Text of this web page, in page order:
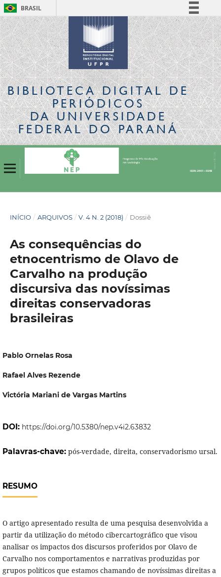
BRASIL
Simplifique!
Comunica BR
Participe
Acesso à informação
Legislação
Canais
BIBLIOTECA DIGITALDE
PERIÓDICOS
DA UNIVERSIDADE
FEDERAL DO PARANÁ
INÍCIO / ARQUIVOS / V. 4 N. 2 (2018) / Dossiê
As consequências do
etnocentrismo de Olavo de
Carvalho na produção
discursiva das novíssimas
direitas conservadoras
brasileiras
Pablo Ornelas Rosa
Rafael Alves Rezende
Victória Mariani de Vargas Martins
DOI: https://doi.org/10.5380/nep.v4i2.63832
Palavras-chave: pós-verdade, direita, conservadorismo ursal.
RESUMO
O artigo apresentado resulta de uma pesquisa desenvolvida a
partir da utilização do método cibercartográfico que visou
analisar os impactos dos discursos proferidos por Olavo de
Carvalho nos comportamentos e narrativas produzidas por
grupos políticos que estamos chamando de novíssimas direitas a